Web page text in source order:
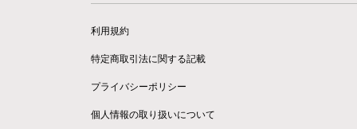
利用規約
特定商取引法に関する記載
プライバシーポリシー
個人情報の取り扱いについて